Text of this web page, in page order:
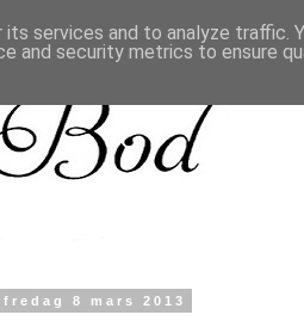
fredag 8 mars 2013
services and to analyze traffic.
and security metrics to ensure